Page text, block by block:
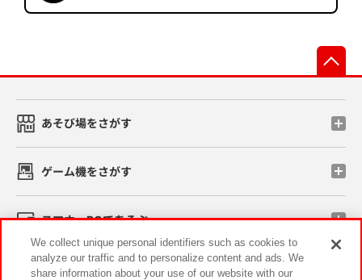
あそび場をさがす
ゲーム機をさがす
スマホ・PCであそぶ
イベント・キャンペーン
We collect unique personal identifiers such as cookies to
analyze our traffic and to personalize content and ads. We
share information about your use of our website with our